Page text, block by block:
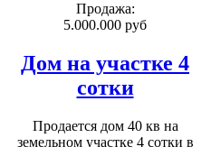
Продажа:
5.000.000 руб
Дом на участке 4
сотки
Продается дом 40 кв на
земельном участке 4 сотки в